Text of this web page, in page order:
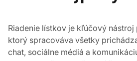
doručenej pošty